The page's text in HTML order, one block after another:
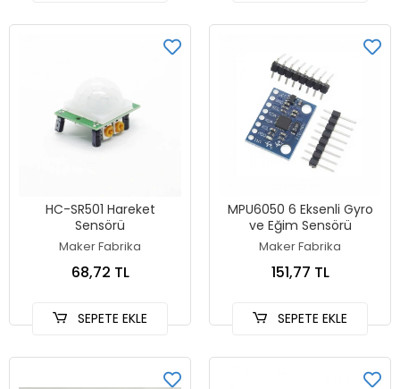
HC-SR501 Hareket
Sensörü
Maker Fabrika
68,72 TL
SEPETE EKLE
MPU6050 6 Eksenli Gyro
ve Eğim Sensörü
Maker Fabrika
151,77 TL
SEPETE EKLE